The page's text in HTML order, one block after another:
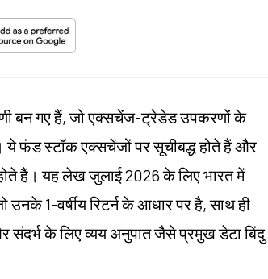
बन गए हैं, जो एक्सचेंज-ट्रेडेड उपकरणों के
ये फंड स्टॉक एक्सचेंजों पर सूचीबद्ध होते हैं और
हैं। यह लेख जुलाई 2026 के लिए भारत में
1-वर्षीय रिटर्न के आधार पर है, साथ ही
संदर्भ के लिए व्यय अनुपात जैसे प्रमुख डेटा बिंदु